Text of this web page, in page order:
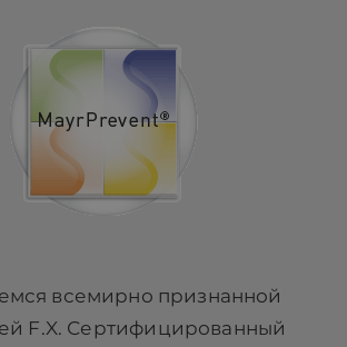
всемирно признанной
F.X. Сертифицированный